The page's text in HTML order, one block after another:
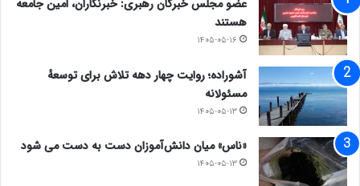
عضو مجلس خبرگان رهبری: خبرنگاران، امین جامعه
هستند
۱۴۰۵-۰۵-۱۶
آشوراده؛ روایت چهار دهه تلاش برای توسعهٔ
مسئولانه
۱۴۰۵-۰۵-۱۳
«ناس» میان دانش‌آموزان دست به دست می شود
۱۴۰۵-۰۵-۱۳